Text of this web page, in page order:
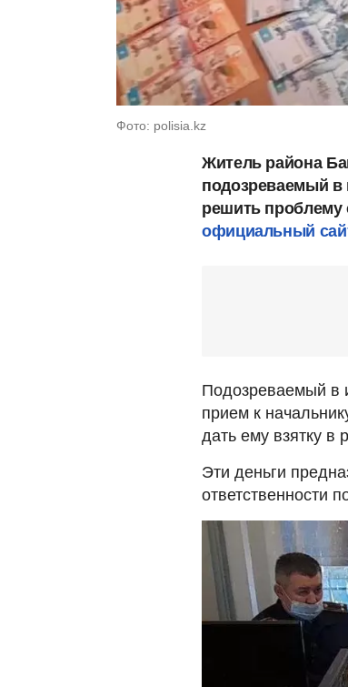
Фото: polisia.kz
Житель района
подозреваемый в
решить проблему
официальный
Подозреваемый в
прием к
дать ему взятку
Эти деньги
ответственности